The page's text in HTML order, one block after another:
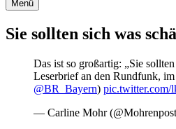
Menü
Sie sollten sich was
Das ist so großartig: „Sie
Leserbrief an den Rundfunk,
@BR_Bayern) pic.twitter.com/
— Carline Mohr